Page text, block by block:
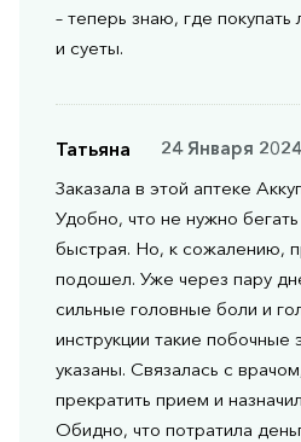
– теперь знаю, где
и суеты.
Татьяна
24 Января
Заказала в этой аптеке
Удобно, что не нужно
быстрая. Но, к сожалению,
подошел. Уже через пару
сильные головные боли и
инструкции такие
указаны. Связалась с
прекратить прием и
Обидно, что потратила